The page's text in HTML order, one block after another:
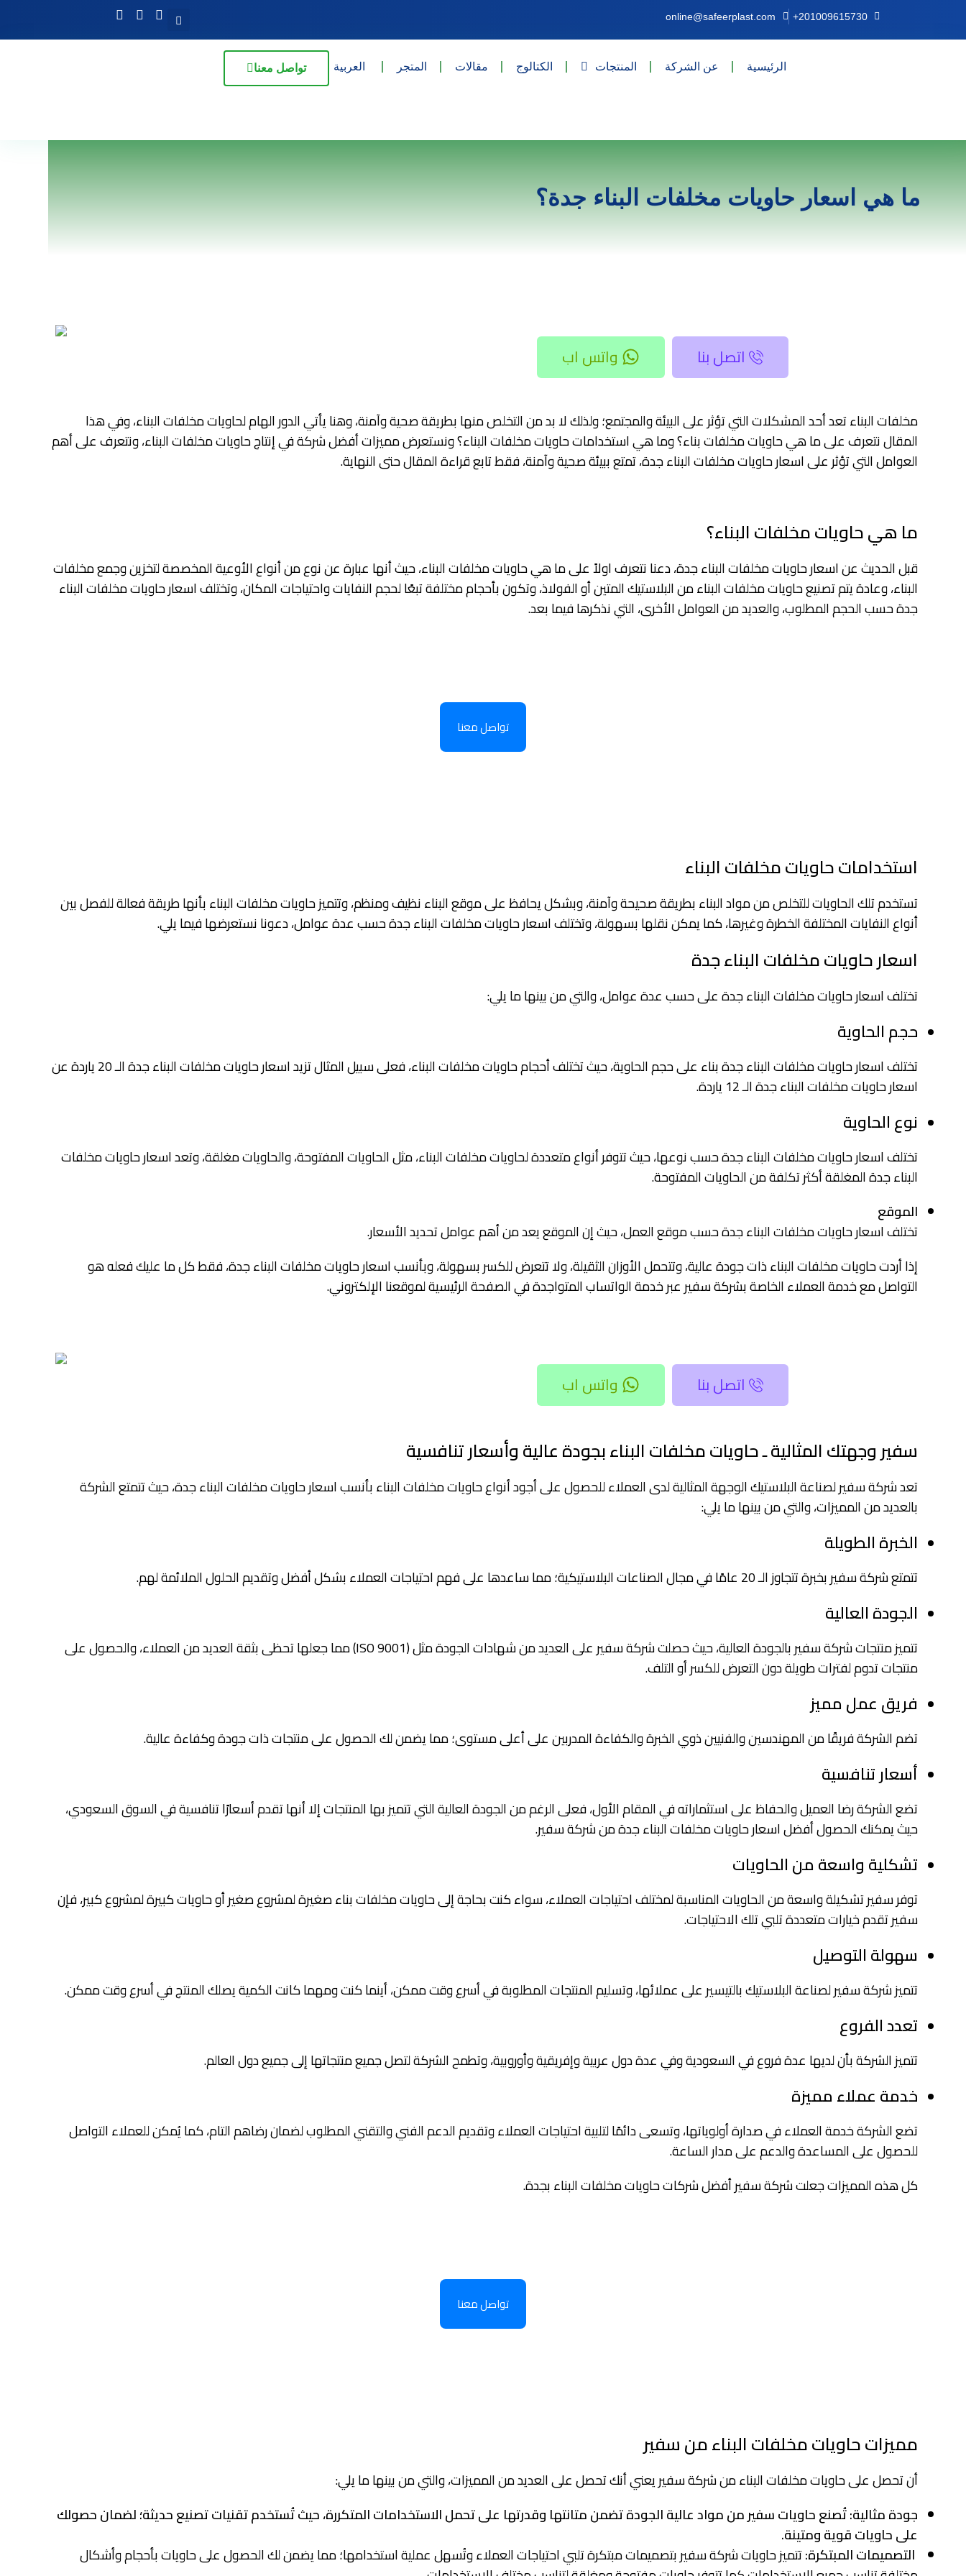
+201009615730
online@safeerplast.com
الرئيسية عن الشركة المنتجات الكتالوج مقالات المتجر العربية تواصل معنا
ما هي اسعار حاويات مخلفات البناء جدة؟
اتصل بنا واتس اب
مخلفات البناء تعد أحد المشكلات التي تؤثر على البيئة والمجتمع؛ ولذلك لا بد من التخلص منها بطريقة صحية وآمنة، وهنا يأتي الدور الهام لحاويات مخلفات البناء، وفي هذا
المقال نتعرف على ما هي حاويات مخلفات بناء؟ وما هي استخدامات حاويات مخلفات البناء؟ ونستعرض مميزات أفضل شركة في إنتاج حاويات مخلفات البناء، ونتعرف على أهم
العوامل التي تؤثر على اسعار حاويات مخلفات البناء جدة، تمتع ببيئة صحية وآمنة، فقط تابع قراءة المقال حتى النهاية.
ما هي حاويات مخلفات البناء؟
قبل الحديث عن اسعار حاويات مخلفات البناء جدة، دعنا نتعرف اولاً على ما هي حاويات مخلفات البناء، حيث أنها عبارة عن نوع من أنواع الأوعية المخصصة لتخزين وجمع مخلفات
البناء، وعادة يتم تصنيع حاويات مخلفات البناء من البلاستيك المتين أو الفولاذ، وتكون بأحجام مختلفة تبعًا لحجم النفايات واحتياجات المكان، وتختلف اسعار حاويات مخلفات البناء
جدة حسب الحجم المطلوب، والعديد من العوامل الأخرى، التي نذكرها فيما بعد.
تواصل معنا
استخدامات حاويات مخلفات البناء
تستخدم تلك الحاويات للتخلص من مواد البناء بطريقة صحيحة وآمنة، وبشكل يحافظ على موقع البناء نظيف ومنظم، وتتميز حاويات مخلفات البناء بأنها طريقة فعالة للفصل بين
أنواع النفايات المختلفة الخطرة وغيرها، كما يمكن نقلها بسهولة، وتختلف اسعار حاويات مخلفات البناء جدة حسب عدة عوامل، دعونا نستعرضها فيما يلي.
اسعار حاويات مخلفات البناء جدة
تختلف اسعار حاويات مخلفات البناء جدة على حسب عدة عوامل، والتي من بينها ما يلي:
حجم الحاوية
تختلف اسعار حاويات مخلفات البناء جدة بناء على حجم الحاوية، حيث تختلف أحجام حاويات مخلفات البناء، فعلى سبيل المثال تزيد اسعار حاويات مخلفات البناء جدة الـ 20 ياردة عن
اسعار حاويات مخلفات البناء جدة الـ 12 ياردة.
نوع الحاوية
تختلف اسعار حاويات مخلفات البناء جدة حسب نوعها، حيث تتوفر أنواع متعددة لحاويات مخلفات البناء، مثل الحاويات المفتوحة، والحاويات مغلقة، وتعد اسعار حاويات مخلفات
البناء جدة المغلقة أكثر تكلفة من الحاويات المفتوحة.
الموقع
تختلف اسعار حاويات مخلفات البناء جدة حسب موقع العمل، حيث إن الموقع يعد من أهم عوامل تحديد الأسعار.
إذا أردت حاويات مخلفات البناء ذات جودة عالية، وتتحمل الأوزان الثقيلة، ولا تتعرض للكسر بسهولة، وبأنسب اسعار حاويات مخلفات البناء جدة، فقط كل ما عليك فعله هو
التواصل مع خدمة العملاء الخاصة بشركة سفير عبر خدمة الواتساب المتواجدة في الصفحة الرئيسية لموقعنا الإلكتروني.
اتصل بنا واتس اب
سفير وجهتك المثالية ـ حاويات مخلفات البناء بجودة عالية وأسعار تنافسية
تعد شركة سفير لصناعة البلاستيك الوجهة المثالية لدى العملاء للحصول على أجود أنواع حاويات مخلفات البناء بأنسب اسعار حاويات مخلفات البناء جدة، حيث تتمتع الشركة
بالعديد من المميزات، والتي من بينها ما يلي:
الخبرة الطويلة
تتمتع شركة سفير بخبرة تتجاوز الـ 20 عامًا في مجال الصناعات البلاستيكية؛ مما ساعدها على فهم احتياجات العملاء بشكل أفضل وتقديم الحلول الملائمة لهم.
الجودة العالية
تتميز منتجات شركة سفير بالجودة العالية، حيث حصلت شركة سفير على العديد من شهادات الجودة مثل (9001 ISO) مما جعلها تحظى بثقة العديد من العملاء، والحصول على
منتجات تدوم لفترات طويلة دون التعرض للكسر أو التلف.
فريق عمل مميز
تضم الشركة فريقًا من المهندسين والفنيين ذوي الخبرة والكفاءة المدربين على أعلى مستوى؛ مما يضمن لك الحصول على منتجات ذات جودة وكفاءة عالية.
أسعار تنافسية
تضع الشركة رضا العميل والحفاظ على استثماراته في المقام الأول، فعلى الرغم من الجودة العالية التي تتميز بها المنتجات إلا أنها تقدم أسعارًا تنافسية في السوق السعودي،
حيث يمكنك الحصول أفضل اسعار حاويات مخلفات البناء جدة من شركة سفير.
تشكلية واسعة من الحاويات
توفر سفير تشكيلة واسعة من الحاويات المناسبة لمختلف احتياجات العملاء، سواء كنت بحاجة إلى حاويات مخلفات بناء صغيرة لمشروع صغير أو حاويات كبيرة لمشروع كبير، فإن
سفير تقدم خيارات متعددة تلبي تلك الاحتياجات.
سهولة التوصيل
تتميز شركة سفير لصناعة البلاستيك بالتيسير على عملائها، وتسليم المنتجات المطلوبة في أسرع وقت ممكن، أينما كنت ومهما كانت الكمية يصلك المنتج في أسرع وقت ممكن.
تعدد الفروع
تتميز الشركة بأن لديها عدة فروع في السعودية وفي عدة دول عربية وإفريقية وأوروبية، وتطمح الشركة لتصل جميع منتجاتها إلى جميع دول العالم.
خدمة عملاء مميزة
تضع الشركة خدمة العملاء في صدارة أولوياتها، وتسعى دائمًا لتلبية احتياجات العملاء وتقديم الدعم الفني والتقني المطلوب لضمان رضاهم التام، كما يُمكن للعملاء التواصل
للحصول على المساعدة والدعم على مدار الساعة.
كل هذه المميزات جعلت شركة سفير أفضل شركات حاويات مخلفات البناء بجدة.
تواصل معنا
مميزات حاويات مخلفات البناء من سفير
أن تحصل على حاويات مخلفات البناء من شركة سفير يعني أنك تحصل على العديد من المميزات، والتي من بينها ما يلي:
جودة مثالية: تُصنع حاويات سفير من مواد عالية الجودة تضمن متانتها وقدرتها على تحمل الاستخدامات المتكررة، حيث تُستخدم تقنيات تصنيع حديثة؛ لضمان حصولك
على حاويات قوية ومتينة.
التصميمات المبتكرة:تتميز حاويات شركة سفير بتصميمات مبتكرة تلبي احتياجات العملاء وتُسهل عملية استخدامها؛ مما يضمن لك الحصول على حاويات بأحجام وأشكال